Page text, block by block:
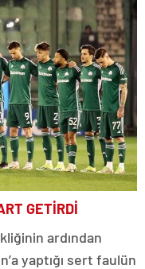
GETİRDİ
ardından
yaptığı sert faulün